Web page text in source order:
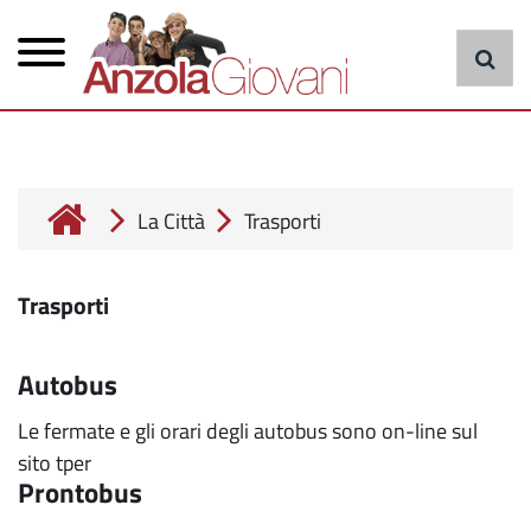
contenuto
principale
principale
cerca
La Città Trasporti
Trasporti
Autobus
Le fermate e gli orari degli autobus sono on-line sul
sito tper
Prontobus